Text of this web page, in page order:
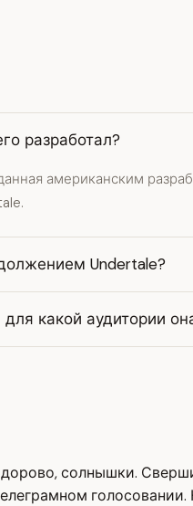
разработал?
американским
Undertale?
какой аудитории
солнышки.